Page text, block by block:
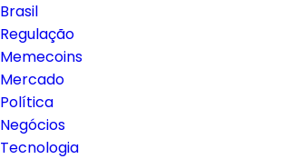
Brasil
Regulação
Memecoins
Mercado
Política
Negócios
Tecnologia